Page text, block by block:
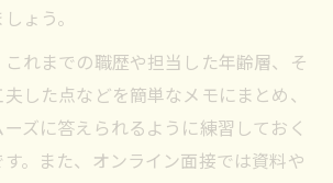
視される保育士の経験とスキル整
保育士の働き方を伝えるポイント
ょう。
れまでの職歴や担当した年齢層、そ
した点などを簡単なメモにまとめ、
ズに答えられるように練習しておく
。また、オンライン面接では資料や